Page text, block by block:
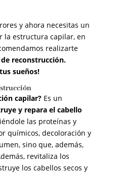
y ahora necesitas un
la estructura capilar, en
realizarte
de reconstrucción.
sueños!
capilar? Es un
y repara el cabello
las proteínas y
químicos, decoloración y
sino que, además,
revitaliza los
los cabellos secos y